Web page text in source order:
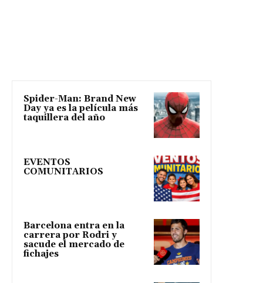
Spider-Man: Brand New
Day ya es la película más
taquillera del año
EVENTOS
COMUNITARIOS
Barcelona entra en la
carrera por Rodri y
sacude el mercado de
fichajes